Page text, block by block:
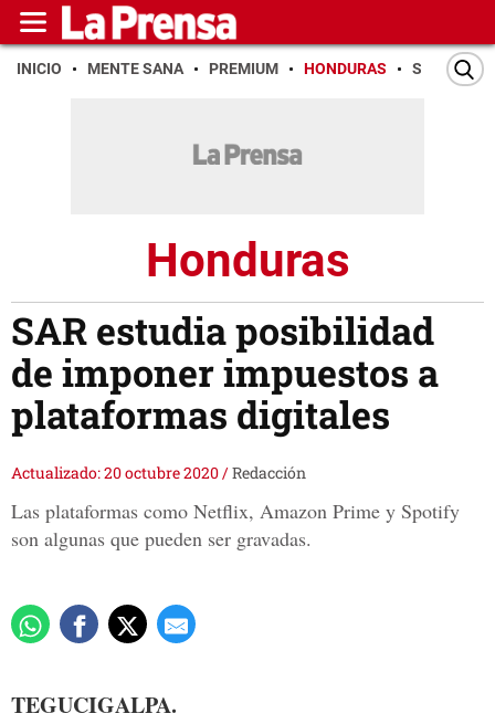
INICIO MENTE SANA PREMIUM HONDURAS SAN PEDRO
Honduras
SAR estudia posibilidad
de imponer impuestos a
plataformas digitales
Actualizado: 20 octubre 2020/Redacción
Las plataformas como Netflix, Amazon Prime y Spotify
son algunas que pueden ser gravadas.
TEGUCIGALPA.